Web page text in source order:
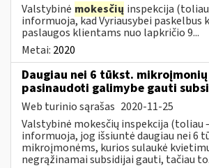
Valstybinė mokesčių inspekcija (toliau
informuoja, kad Vyriausybei paskelbus
paslaugos klientams nuo lapkričio 9...
Metai: 2020
Daugiau nei 6 tūkst.
pasinaudoti galimybe gauti
Web turinio sąrašas 2020-11-25
Valstybinė mokesčių inspekcija (toliau
informuoja, jog išsiuntė daugiau nei 6
mikroįmonėms, kurios sulaukė
negrąžinamai subsidijai gauti, tačiau